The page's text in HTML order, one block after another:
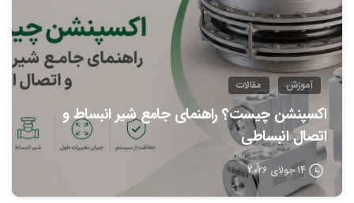
آموزش مقالات
اکسپنشن چیست؟ راهنمای جامع شیر انبساط و
اتصال انبساطی
14 جولای 2026